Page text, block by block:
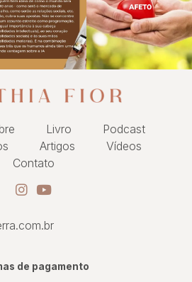
Livro
Podcast
Artigos
Vídeos
Contato
de pagamento